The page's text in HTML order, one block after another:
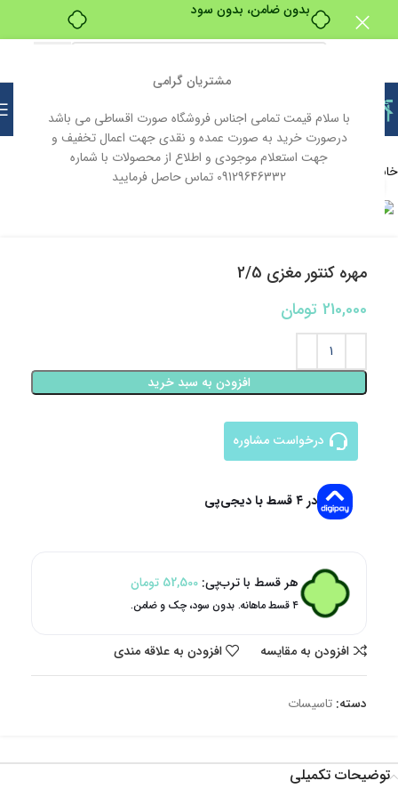
مشتریان گرامی
با سلام قیمت تمامی اجناس فروشگاه صورت اقساطی می باشد
درصورت خرید به صورت عمده و نقدی جهت اعمال تخفیف و
جهت استعلام موجودی و اطلاع از محصولات با شماره
09129646332 تماس حاصل فرمایید
بدون ضامن، بدون سود
خانه
بزرگنمایی تصویر
مهره کنتور مغزی 2/5
210,000 تومان
افزودن به سبد خرید
درخواست مشاوره
در ۴ قسط با دیجی‌پی
هر قسط با ترب‌پی: 52,500 تومان
۴ قسط ماهانه. بدون سود، چک و ضامن.
افزودن به مقایسه افزودن به علاقه مندی
دسته: تاسیسات
توضیحات تکمیلی